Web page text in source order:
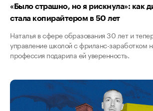
«Было страшно, но я рискнула»: как
стала копирайтером в 50 лет
Наталья в сфере образования 30 лет и
управление школой с фриланс-заработком
профессия подарила ей уверенность.